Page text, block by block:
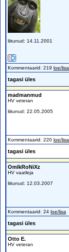
liitunud: 14.11.2001
Kommentaarid: 219 loe/lisa
tagasi üles
madmanmud
HV veteran
liitunud: 22.05.2005
Kommentaarid: 220 loe/lisa
tagasi üles
OmIkRoNiXz
HV vaatleja
liitunud: 12.03.2007
Kommentaarid: 24 loe/lisa
tagasi üles
Otto E.
HV veteran